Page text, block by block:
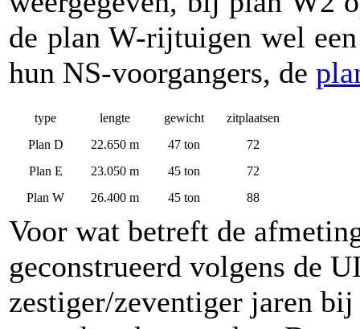
de plan W-rijtuigen wel
hun NS-voorgangers, de
type lengte gewicht
zitplaatsen
Plan D
22.650 m 47 ton
72
Plan E
23.050 m 45 ton
72
Plan W
26.400 m 45 ton 88
Voor wat betreft de
geconstrueerd volgens de
zestiger/zeventiger jaren bij